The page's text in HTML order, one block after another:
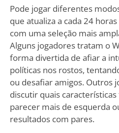
Pode jogar diferentes
que atualiza a cada 24
com uma seleção mais
Alguns jogadores tratam o
forma divertida de afiar a
políticas nos rostos,
ou desafiar amigos. Outros
discutir quais
parecer mais de esquerda
resultados com pares.